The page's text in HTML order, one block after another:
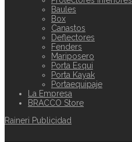
Baules
Box
Canastos
Deflectores
Fenders
Mariposero
Porta Esqui
Porta Kayak
Portaequipaje
La Empresa
BRACCO Store
Raineri Publicidad